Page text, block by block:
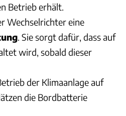
Betrieb erhält.
Wechselrichter eine
. Sie sorgt dafür, dass auf
wird, sobald dieser
der Klimaanlage auf
die Bordbatterie